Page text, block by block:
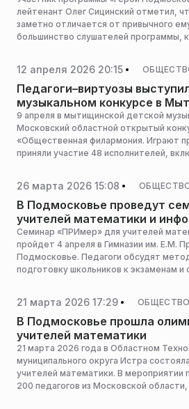
лейтенант Олег Сицинский отметил,
заметно отличается от привычного
большинство слушателей программы,
12 апреля 2026 20:15
Педагоги–виртуозы
музыкальном конкурсе в
9 апреля в мытищинской детской
Московский областной открытый
«Общественная филармония. Играют
приняли участие 48 исполнителей,
ансамблем детской музыкальной
саксофонистом из детской школы
пресс-служба администрации
26 марта 2026 15:08
В Подмосковье проведут
учителей математики и
Семинар «ПРИмер» для учителей
пройдет 4 апреля в Гимназии им. Е.М.
Подмосковье. Педагоги обсудят
подготовку школьников к экзаменам
21 марта 2026 17:29 ОБЩЕСТВО
В Подмосковье прошла
учителей математики
21 марта 2026 года в Областном
муниципального округа Истра
учителей математики. В мероприятии
200 педагогов из Московской